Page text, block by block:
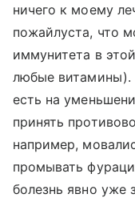
ничего к моему
пожайлуста, что
иммунитета в
любые витамины).
есть на
принять
например,
промывать
болезнь явно уже